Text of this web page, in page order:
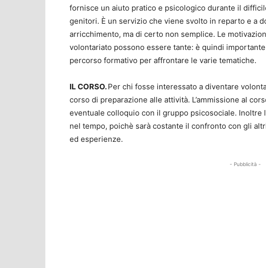
fornisce un aiuto pratico e psicologico durante il
genitori. È un servizio che viene svolto in reparto e a
arricchimento, ma di certo non semplice. Le
volontariato possono essere tante: è quindi
percorso formativo per affrontare le varie tematiche.
IL CORSO.Per chi fosse interessato a diventare
corso di preparazione alle attività. L’ammissione al
eventuale colloquio con il gruppo psicosociale. Inoltre
nel tempo, poichè sarà costante il confronto con gli
ed esperienze.
- Pubblicità -